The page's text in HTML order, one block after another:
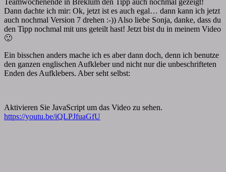
Teamwochenende in Breklum den Tipp auch nochmal gezeigt!
Dann dachte ich mir: Ok, jetzt ist es auch egal… dann kann ich jetzt
auch nochmal Version 7 drehen :-)) Also liebe Sonja, danke, dass du
den Tipp nochmal mit uns geteilt hast! Jetzt bist du in meinem Video
🙂
Ein bisschen anders mache ich es aber dann doch, denn ich benutze
den ganzen englischen Aufkleber und nicht nur die unbeschrifteten
Enden des Aufklebers. Aber seht selbst:
Aktivieren Sie JavaScript um das Video zu sehen.
https://youtu.be/iQLPJfuaGfU